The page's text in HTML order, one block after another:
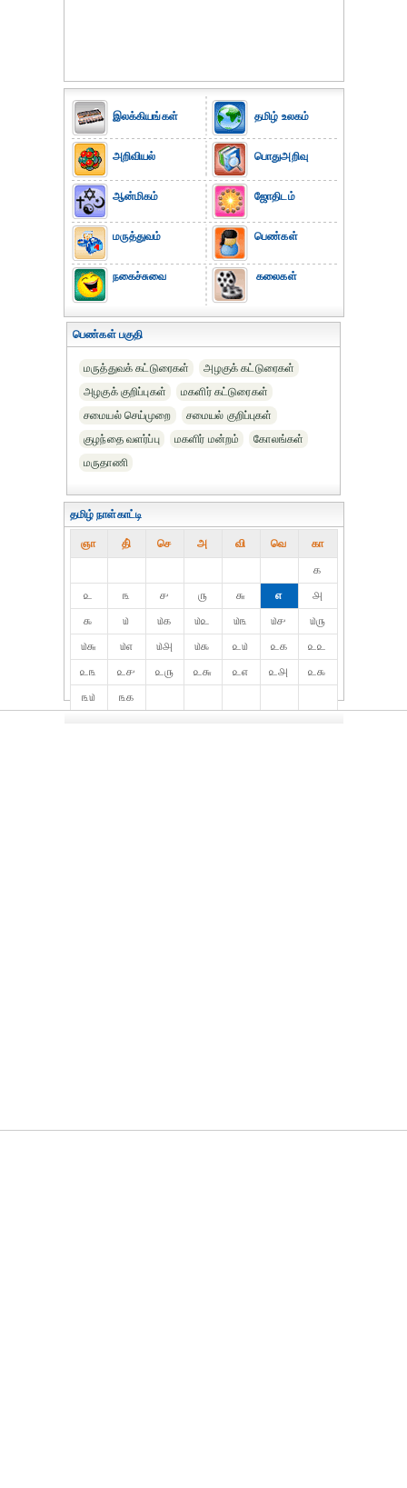
இலக்கியங்கள்
அறிவியல்
ஆன்மிகம்
மருத்துவம்
நகைச்சுவை
தமிழ் உலகம்
பொதுஅறிவு
ஜோதிடம்
பெண்கள்
கலைகள்
பெண்கள் பகுதி
மருத்துவக் கட்டுரைகள்
அழகுக் கட்டுரைகள்
அழகுக் குறிப்புகள்
மகளிர் கட்டுரைகள்
சமையல் செய்முறை
சமையல் குறிப்புகள்
குழந்தை வளர்ப்பு
மகளிர் மன்றம்
கோலங்கள்
மருதாணி
தமிழ் நாள்காட்டி
ஞா தி் செ அ வி வெ கா
௧
௨
௩ ௪ ௫ ௬ ௭
௮
௯
௰ ௰௧ ௰௨ ௰௩ ௰௪
௰௫
௰௬
௰௭ ௰௮ ௰௯ ௨௰ ௨௧
௨௨
௨௩
௨௪ ௨௫ ௨௬ ௨௭ ௨௮
௨௯
௩௰
௩௧